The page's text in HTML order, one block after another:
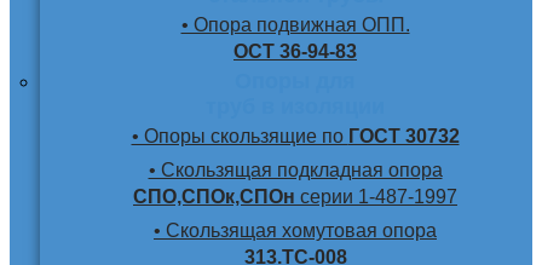
• Опора подвижная ОПП.
ОСТ 36-94-83
• Опоры скользящие по ГОСТ 30732
• Скользящая подкладная опора
СПО,СПОк,СПОн серии 1-487-1997
• Скользящая хомутовая опора
313.ТС-008